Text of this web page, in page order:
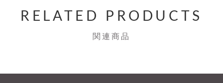
RELATED PRODUCTS
関連商品